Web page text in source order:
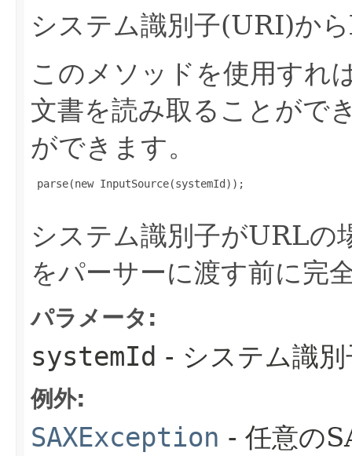
システム識別子(URI)か
このメソッドを使用すれ
文書を読み取ることがで
ができます。
parse(new InputSource(systemId));
システム識別子がURLの
をパーサーに渡す前に完
パラメータ:
systemId - システム識
例外:
SAXException - 任意の